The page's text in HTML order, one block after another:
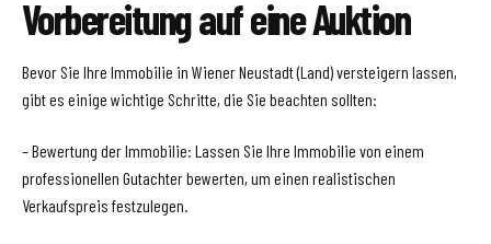
Vorbereitung auf eine Auktion
Bevor Sie Ihre Immobilie in Wiener Neustadt (Land) versteigern lassen,
gibt es einige wichtige Schritte, die Sie beachten sollten:
– Bewertung der Immobilie: Lassen Sie Ihre Immobilie von einem
professionellen Gutachter bewerten, um einen realistischen
Verkaufspreis festzulegen.